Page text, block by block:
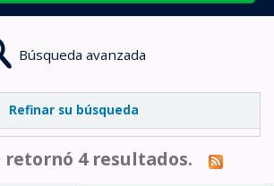
Búsqueda avanzada
Refinar su búsqueda
retornó 4 resultados.